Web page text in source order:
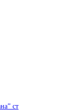
ст